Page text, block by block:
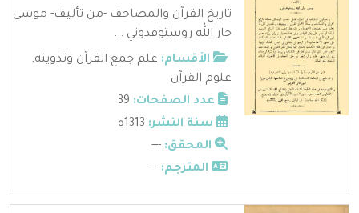
تاريخ القرآن والمصاحف -من تأليف- موسى
جار الله روستوفدوني ...
الأقسام: علم جمع القرآن وتدوينه,
علوم القرآن
عدد الصفحات:
سنة النشر:
المحقق: ---
المترجم: ---